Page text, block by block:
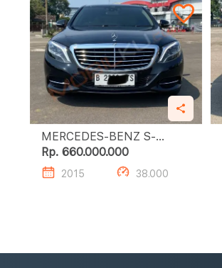
MERCEDES-BENZ S-
CLASS S400 L
Rp. 660.000.000
2015 38.000